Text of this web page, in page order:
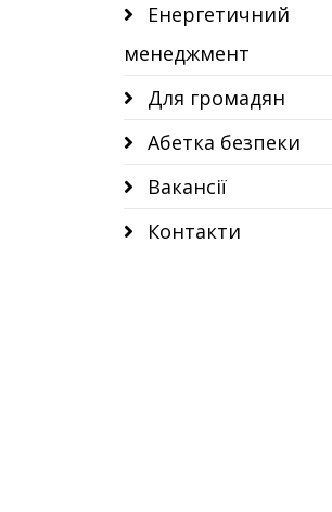
Енергетичний
менеджмент
Для громадян
Абетка безпеки
Вакансії
Контакти